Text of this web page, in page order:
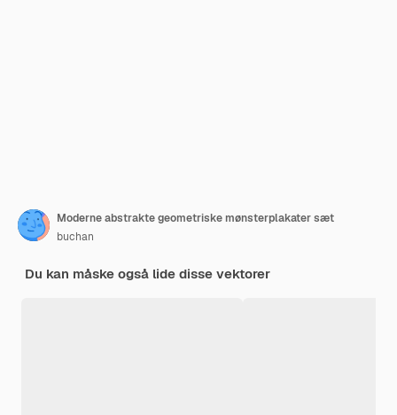
Moderne abstrakte geometriske mønsterplakater sæt
buchan
Du kan måske også lide disse vektorer